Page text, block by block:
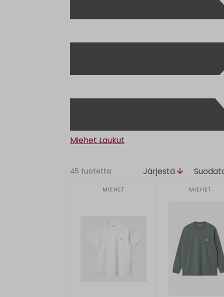
Miehet Laukut
45 tuotetta Järjestä
MIEHET MIEHET